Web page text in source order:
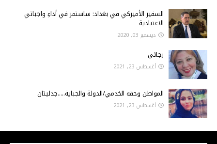
السفير الأميركي في بغداد: ساستمر في أداءِ واجباتي
الاعتيادية
ديسمبر 03, 2020
رجائي
أغسطس 23, 2021
المواطن وحقه الخدمي/الدولة والجباية.....جدليتان
أغسطس 23, 2021